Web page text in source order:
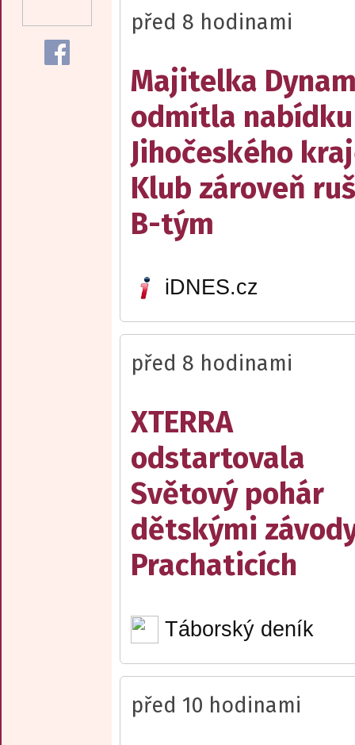
před 8 hodinami
Majitelka
odmítla nabídku
Jihočeského
Klub zároveň
B-tým
iDNES.cz
před 8 hodinami
XTERRA
odstartovala
Světový pohár
dětskými
Prachaticích
Táborský deník
před 10 hodinami